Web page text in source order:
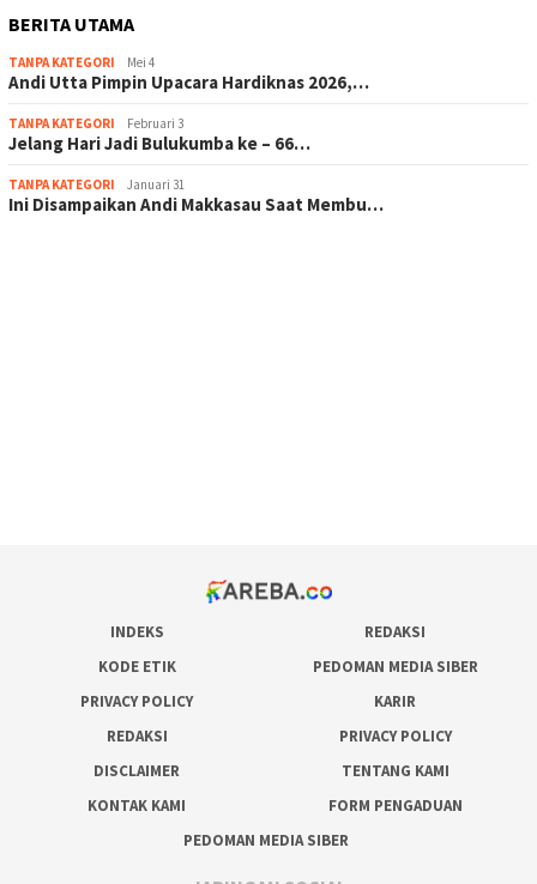
BERITA UTAMA
TANPA KATEGORI Mei 4
Andi Utta Pimpin Upacara Hardiknas 2026,…
TANPA KATEGORI Februari 3
Jelang Hari Jadi Bulukumba ke – 66…
TANPA KATEGORI Januari 31
Ini Disampaikan Andi Makkasau Saat Membu…
INDEKS
REDAKSI
KODE ETIK
PEDOMAN MEDIA SIBER
PRIVACY POLICY
KARIR
REDAKSI
PRIVACY POLICY
DISCLAIMER
TENTANG KAMI
KONTAK KAMI
FORM PENGADUAN
PEDOMAN MEDIA SIBER